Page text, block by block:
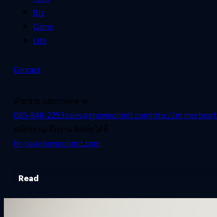
Biz
Game
Life
Contact
ฝ่ายขาย และการตลาด
085-848-2253sales@shownolimit.comhttp://m.me/
สมัครงาน/ฝึกงาน ติดต่อได้ที่
hr-ga@shownolimit.com
Read